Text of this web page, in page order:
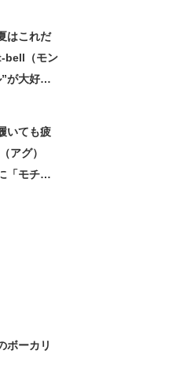
はこれだ
bell（モン
が大好
いても疲
アグ）
「モチモ
ボーカリ